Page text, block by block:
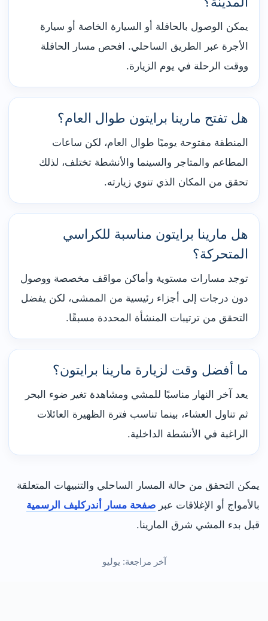
يمكن الوصول بالحافلة أو السيارة الخاصة أو سيارة
الأجرة عبر الطريق الساحلي. افحص مسار الحافلة
ووقت الرحلة في يوم الزيارة.
هل تفتح مارينا برايتون طوال العام؟
المنطقة مفتوحة يوميًا طوال العام، لكن ساعات
المطاعم والمتاجر والسينما والأنشطة تختلف، لذلك
تحقق من المكان الذي تنوي زيارته.
هل مارينا برايتون مناسبة للكراسي
المتحركة؟
توجد مسارات مستوية وأماكن مواقف مخصصة ووصول
دون درجات إلى أجزاء رئيسية من الممشى، لكن يفضل
التحقق من ترتيبات المنشأة المحددة مسبقًا.
ما أفضل وقت لزيارة مارينا برايتون؟
يعد آخر النهار مناسبًا للمشي ومشاهدة تغير ضوء البحر
ثم تناول العشاء، بينما تناسب فترة الظهيرة العائلات
الراغبة في الأنشطة الداخلية.
يمكن التحقق من حالة المسار الساحلي والتنبيهات المتعلقة
بالأمواج أو الإغلاقات عبر صفحة مسار أندركليف الرسمية
قبل بدء المشي شرق المارينا.
آخر مراجعة: يوليو